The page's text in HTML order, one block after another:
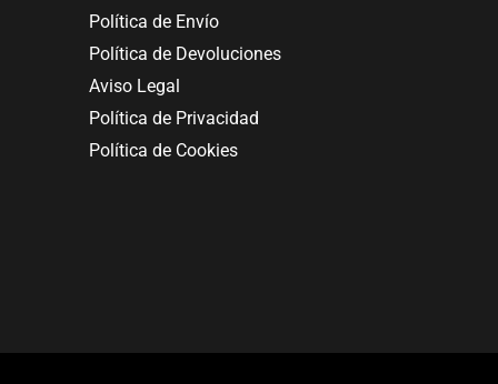
Política de Envío
Política de Devoluciones
Aviso Legal
Política de Privacidad
Política de Cookies